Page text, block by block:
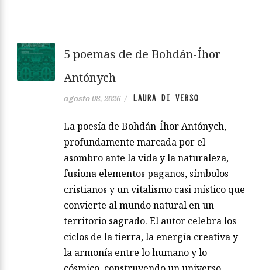
5 poemas de de Bohdán-Íhor
Antónych
agosto 08, 2026 / LAURA DI VERSO
La poesía de Bohdán-Íhor Antónych,
profundamente marcada por el
asombro ante la vida y la naturaleza,
fusiona elementos paganos, símbolos
cristianos y un vitalismo casi místico que
convierte al mundo natural en un
territorio sagrado. El autor celebra los
ciclos de la tierra, la energía creativa y
la armonía entre lo humano y lo